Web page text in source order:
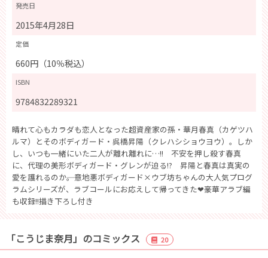
発売日
2015年4月28日
定価
660円（10％税込）
ISBN
9784832289321
晴れて心もカラダも恋人となった超資産家の孫・華月春真（カゲツハ
ルマ）とそのボディガード・呉橋昇陽（クレハシショウヨウ）。しか
し、いつも一緒にいた二人が離れ離れに…!! 不安を押し殺す春真
に、代理の美形ボディガード・グレンが迫る!? 昇陽と春真は真実の
愛を護れるのか――。意地悪ボディガード×ウブ坊ちゃんの大人気プログ
ラムシリーズが、ラブコールにお応えして帰ってきた❤豪華アラブ編
も収録!!描き下ろし付き
「こうじま奈月」のコミックス 20